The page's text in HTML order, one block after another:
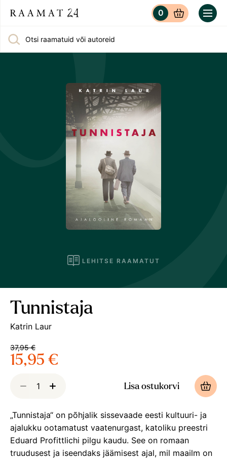
Otsi raamatuid või autoreid
0
LEHITSE RAAMATUT
Tunnistaja
Katrin Laur
37,95 €
15,95 €
Lisa ostukorvi
„Tunnistaja“ on põhjalik sissevaade eesti kultuuri- ja
ajalukku ootamatust vaatenurgast, katoliku preestri
Eduard Profittlichi pilgu kaudu. See on romaan
truudusest ja iseendaks jäämisest ajal, mil maailm on